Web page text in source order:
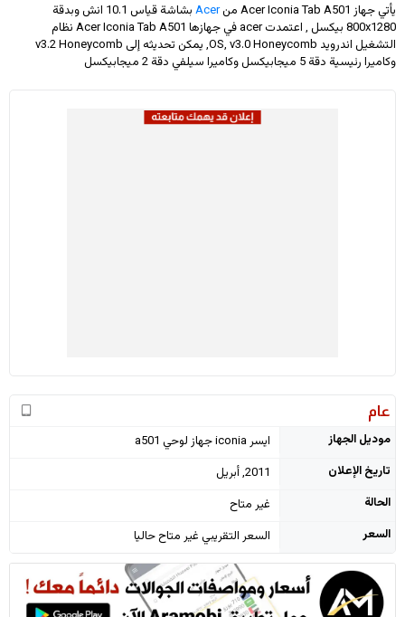
يأتي جهاز Acer Iconia Tab A501 من Acer بشاشة قياس 10.1 انش وبدقة
800x1280
بيكسل , اعتمدت acer في جهازها Acer Iconia Tab A501 نظام
التشغيل اندرويد OS, v3.0 Honeycomb, يمكن تحديثه إلى v3.2 Honeycomb
وكاميرا رئيسية دقة 5 ميجابيكسل وكاميرا سيلفي دقة 2 ميجابيكسل
عام
موديل الجهاز
ايسر iconia جهاز لوحي a501
تاريخ الإعلان
2011, أبريل
الحالة
غير متاح
السعر
السعر التقريبي غير متاح حاليا